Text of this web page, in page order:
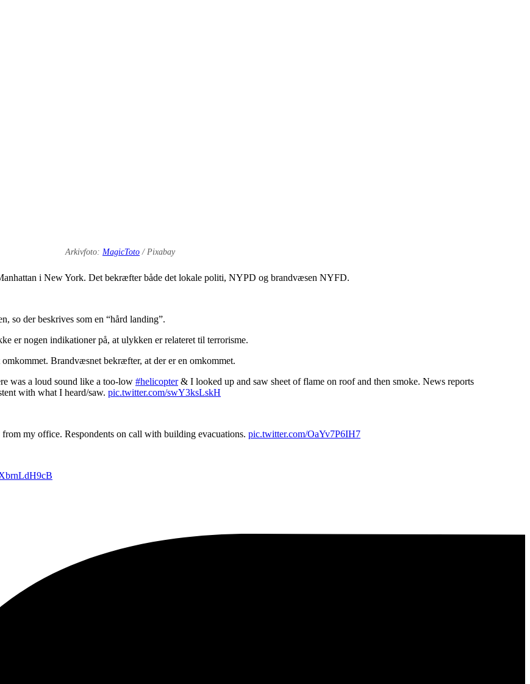
Arkivfoto: MagicToto / Pixabay
i New York. Det bekræfter både det lokale politi, NYPD og brandvæsen NYFD.
so der beskrives som en “hård landing”.
er nogen indikationer på, at ulykken er relateret til terrorisme.
Brandvæsnet bekræfter, at der er en omkommet.
was a loud sound like a too-low #helicopter& I looked up and saw sheet of flame on roof and then smoke. News reports
with what I heard/saw. pic.twitter.com/swY3ksLskH
my office. Respondents on call with building evacuations. pic.twitter.com/OaYv7P6IH7